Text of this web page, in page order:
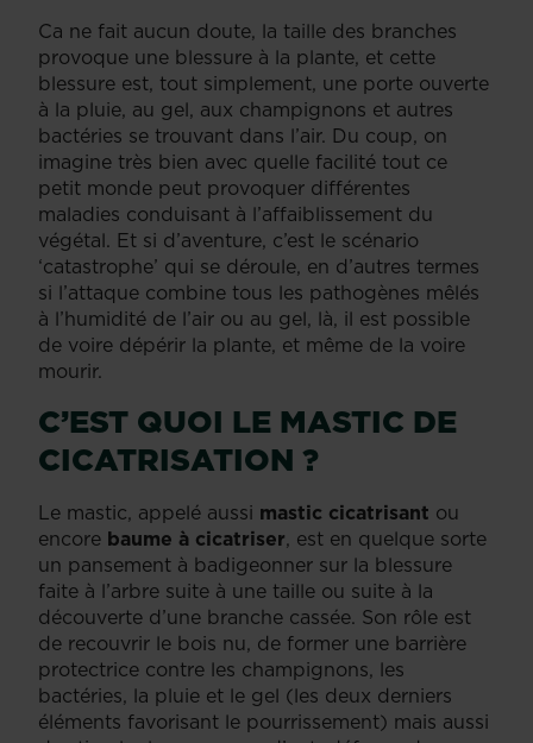
Ca ne fait aucun doute, la taille des branches
provoque une blessure à la plante, et cette
blessure est, tout simplement, une porte ouverte
à la pluie, au gel, aux champignons et autres
bactéries se trouvant dans l’air. Du coup, on
imagine très bien avec quelle facilité tout ce
petit monde peut provoquer différentes
maladies conduisant à l’affaiblissement du
végétal. Et si d’aventure, c’est le scénario
‘catastrophe’ qui se déroule, en d’autres termes
si l’attaque combine tous les pathogènes mêlés
à l’humidité de l’air ou au gel, là, il est possible
de voire dépérir la plante, et même de la voire
mourir.
C’EST QUOI LE MASTIC DE
CICATRISATION ?
Le mastic, appelé aussi mastic cicatrisant ou
encore baume à cicatriser, est en quelque sorte
un pansement à badigeonner sur la blessure
faite à l’arbre suite à une taille ou suite à la
découverte d’une branche cassée. Son rôle est
de recouvrir le bois nu, de former une barrière
protectrice contre les champignons, les
bactéries, la pluie et le gel (les deux derniers
éléments favorisant le pourrissement) mais aussi